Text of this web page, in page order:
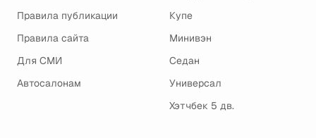
Правила публикации
Правила сайта
Для СМИ
Автосалонам
Купе
Минивэн
Седан
Универсал
Хэтчбек 5 дв.